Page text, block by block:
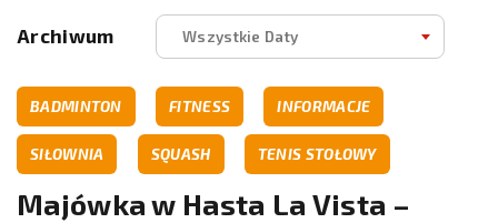
Archiwum Wszystkie Daty
BADMINTON FITNESS INFORMACJE
SIŁOWNIA SQUASH TENIS STOŁOWY
Majówka w Hasta La Vista –